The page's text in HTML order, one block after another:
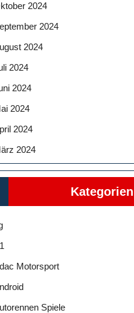
2024
2024
2024
2024
2024
2024
2024
2024
Kategorien
Motorsport
Spiele